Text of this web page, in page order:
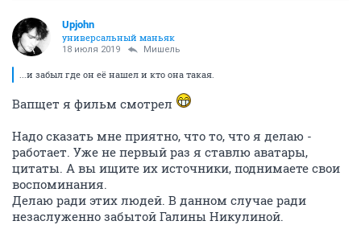
Upjohn
универсальный маньяк
18 июля 2019 Мишель
...и забыл где он её нашел и кто она такая.
Вапщет я фильм смотрел
Надо сказать мне приятно, что то, что я делаю -
работает. Уже не первый раз я ставлю аватары,
цитаты. А вы ищите их источники, поднимаете свои
воспоминания.
Делаю ради этих людей. В данном случае ради
незаслуженно забытой Галины Никулиной.